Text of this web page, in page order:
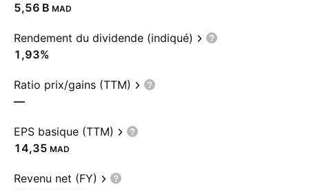
‪5,56 B‬ MAD
Rendement du dividende (indiqué)
1,93%
Ratio prix/gains (TTM)
—
EPS basique (TTM)
14,35 MAD
Revenu net (FY)